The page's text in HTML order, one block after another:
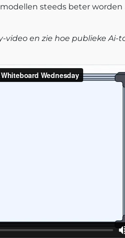
steeds beter
en zie hoe publieke Ai-